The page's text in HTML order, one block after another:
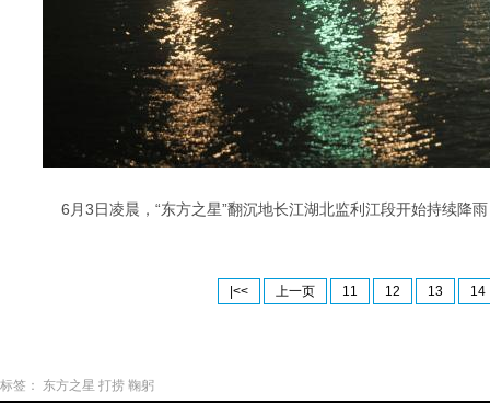
6月3日凌晨，“东方之星”翻沉地长江湖北监利江段开始持续降
|<< 上一页 11 12 13 14
标签： 东方之星 打捞 鞠躬